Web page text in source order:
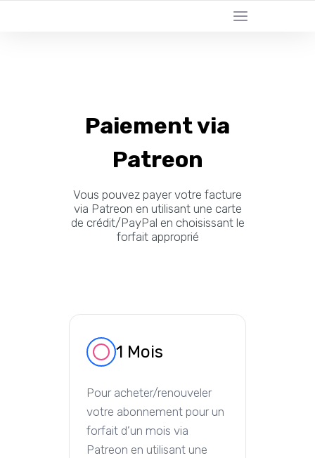
Paiement via
Patreon
Vous pouvez payer votre facture
via Patreon en utilisant une carte
de crédit/PayPal en choisissant le
forfait approprié
1 Mois
Pour acheter/renouveler
votre abonnement pour un
forfait d’un mois via
Patreon en utilisant une